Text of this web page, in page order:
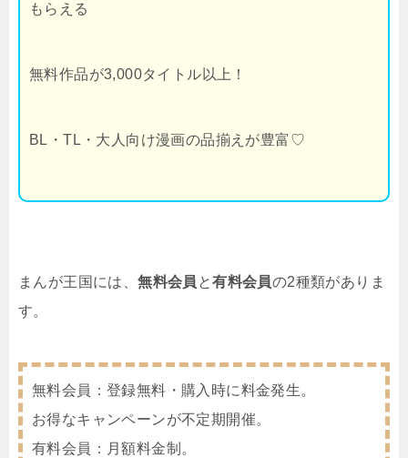
もらえる
無料作品が3,000タイトル以上！
BL・TL・大人向け漫画の品揃えが豊富♡
まんが王国には、無料会員 と有料会員の2種類がありま
す。
無料会員：登録無料・購入時に料金発生。
お得なキャンペーンが不定期開催。
有料会員：月額料金制。